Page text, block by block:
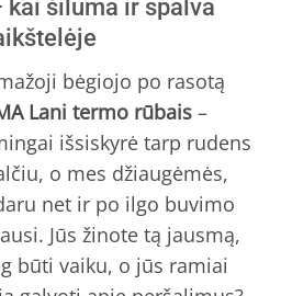
kai šiluma ir spalva
bėgiojo po rasotą
Lani termo rūbais –
išsiskyrė tarp rudens
o mes džiaugėmės,
net ir po ilgo buvimo
Jūs žinote tą jausmą,
būti vaiku, o jūs ramiai